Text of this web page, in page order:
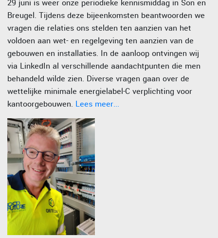
29 juni is weer onze periodieke kennismiddag in Son en
Breugel. Tijdens deze bijeenkomsten beantwoorden we
vragen die relaties ons stelden ten aanzien van het
voldoen aan wet- en regelgeving ten aanzien van de
gebouwen en installaties. In de aanloop ontvingen wij
via LinkedIn al verschillende aandachtpunten die men
behandeld wilde zien. Diverse vragen gaan over de
wettelijke minimale energielabel-C verplichting voor
kantoorgebouwen. Lees meer...